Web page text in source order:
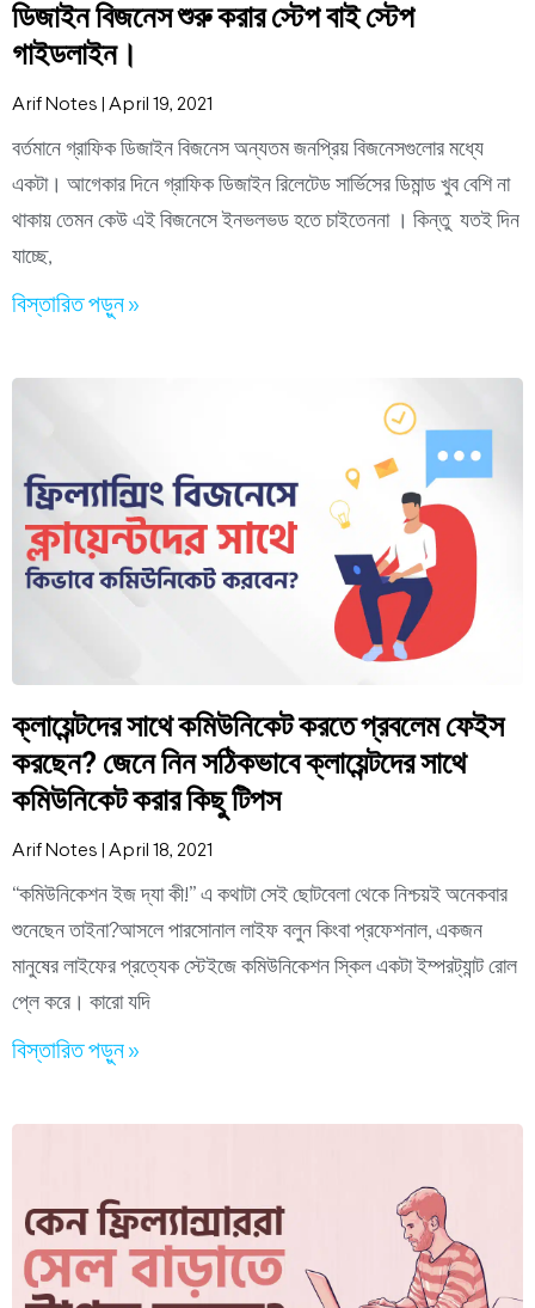
ডিজাইন বিজনেস শুরু করার স্টেপ বাই স্টেপ
গাইডলাইন।
Arif Notes April 19, 2021
বর্তমানে গ্রাফিক ডিজাইন বিজনেস অন্যতম জনপ্রিয় বিজনেসগুলোর মধ্যে
একটা। আগেকার দিনে গ্রাফিক ডিজাইন রিলেটেড সার্ভিসের ডিমান্ড খুব বেশি না
থাকায় তেমন কেউ এই বিজনেসে ইনভলভড হতে চাইতেননা । কিন্তু যতই দিন
যাচ্ছে,
বিস্তারিত পড়ুন »
ক্লায়েন্টদের সাথে কমিউনিকেট করতে প্রবলেম ফেইস
করছেন? জেনে নিন সঠিকভাবে ক্লায়েন্টদের সাথে
কমিউনিকেট করার কিছু টিপস
Arif Notes April 18, 2021
“কমিউনিকেশন ইজ দ্যা কী!” এ কথাটা সেই ছোটবেলা থেকে নিশ্চয়ই অনেকবার
শুনেছেন তাইনা?আসলে পারসোনাল লাইফ বলুন কিংবা প্রফেশনাল, একজন
মানুষের লাইফের প্রত্যেক স্টেইজে কমিউনিকেশন স্কিল একটা ইম্পরট্যান্ট রোল
প্লে করে। কারো যদি
বিস্তারিত পড়ুন »